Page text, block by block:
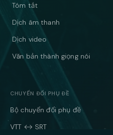
Tóm tắt
Dịch âm thanh
Dịch video
Văn bản thành giọng nói
CHUYỂN ĐỔI PHỤ ĐỀ
Bộ chuyển đổi phụ đề
VTT ↔ SRT